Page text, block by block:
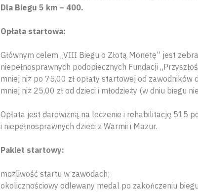
Dla Biegu 5 km – 400.
Opłata startowa:
Głównym celem „VIII Biegu o Złotą Monetę” jest
niepełnosprawnych podopiecznych Fundacji
mniej niż po 75,00 zł opłaty startowej od zawodników
mniej niż 25,00 zł od dzieci i młodzieży (w dniu biegu
Opłata jest darowizną na leczenie i rehabilitację 515
i niepełnosprawnych dzieci z Warmii i Mazur.
Pakiet startowy:
możliwość startu w zawodach;
okolicznościowy odlewany medal po zakończeniu